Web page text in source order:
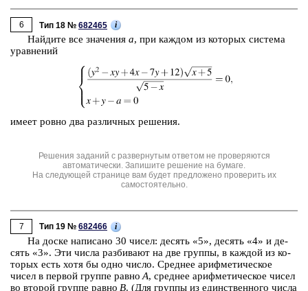
6 Тип 18 № 682465 i
Най­ди­те все зна­че­ния a, при каж­дом из ко­то­рых си­сте­ма
урав­не­ний
имеет ровно два раз­лич­ных ре­ше­ния.
Решения заданий с развернутым ответом не проверяются
автоматически. Запишите решение на бумаге.
На следующей странице вам будет предложено проверить их
самостоятельно.
7 Тип 19 № 682466 i
На доске на­пи­са­но 30 чисел: де­сять «5», де­сять «4» и де­
сять «3». Эти числа раз­би­ва­ют на две груп­пы, в каж­дой из ко­
то­рых есть хотя бы одно число. Сред­нее ариф­ме­ти­че­ское
чисел в пер­вой груп­пе равно А, сред­нее ариф­ме­ти­че­ское чисел
во вто­рой груп­пе равно В. (Для груп­пы из един­ствен­но­го числа